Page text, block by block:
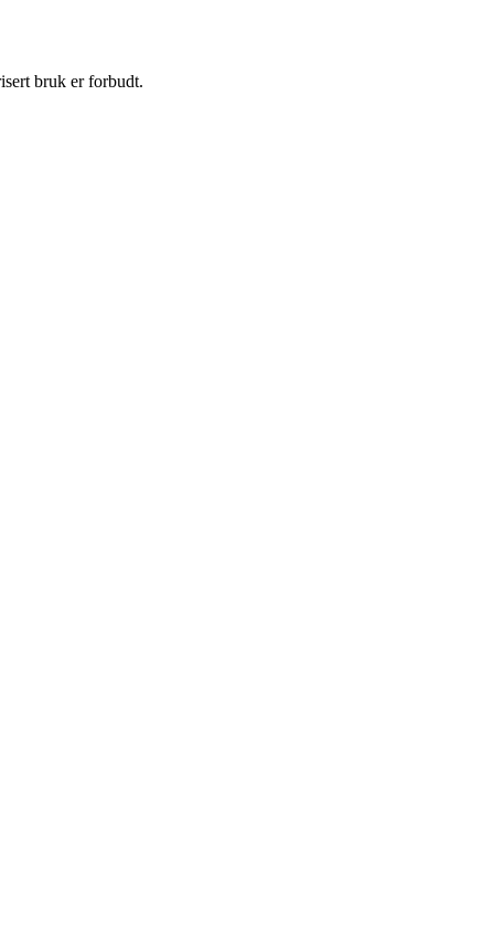
bruk er forbudt.